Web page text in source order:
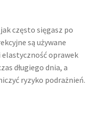
często sięgasz po
są używane
oprawek
długiego dnia, a
ryzyko podrażnień.